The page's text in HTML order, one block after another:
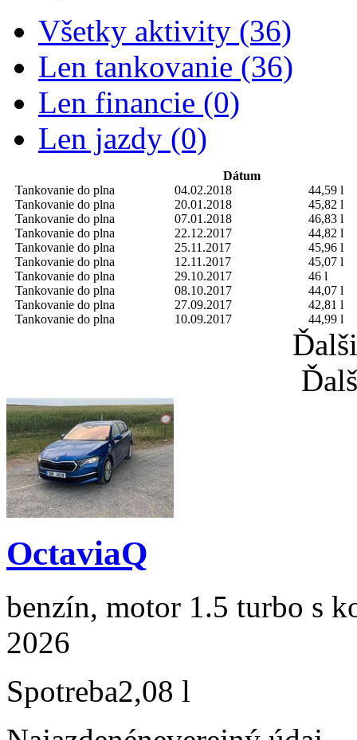
Všetky aktivity (36)
Len tankovanie (36)
Len financie (0)
Len jazdy (0)
Dátum
Tankovanie do plna
04.02.2018
44,59 l
Tankovanie do plna
20.01.2018
45,82 l
Tankovanie do plna
07.01.2018
46,83 l
Tankovanie do plna
22.12.2017
44,82 l
Tankovanie do plna
25.11.2017
45,96 l
Tankovanie do plna
12.11.2017
45,07 l
Tankovanie do plna
29.10.2017
46 l
Tankovanie do plna
08.10.2017
44,07 l
Tankovanie do plna
27.09.2017
42,81 l
Tankovanie do plna
10.09.2017 44,99 l
OctaviaQ
benzín, motor 1.5 turbo s
2026
Spotreba2,08 l